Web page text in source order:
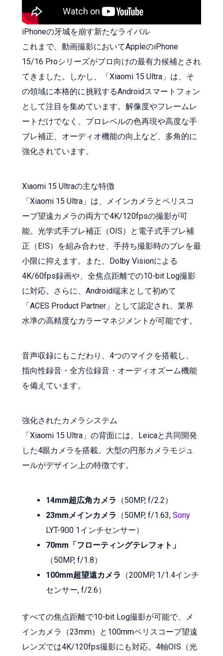
iPhoneの牙城を崩す新たなライバル
これまで、動画撮影においてAppleのiPhone
15/16 Proシリーズがプロ向けの最有力候補とされ
てきました。しかし、「Xiaomi 15 Ultra」は、そ
の領域に本格的に挑戦するAndroidスマートフォン
として注目を集めています。解像度やフレームレ
ートだけでなく、プロレベルの色再現や高度な手
ブレ補正、オーディオ機能の向上など、多角的に
強化されています。
Xiaomi 15 Ultraの主な特徴
「Xiaomi 15 Ultra」は、メインカメラとペリスコ
ープ望遠カメラの両方で4K/120fpsの撮影が可
能。光学式手ブレ補正（OIS）と電子式手ブレ補
正（EIS）を組み合わせ、手持ち撮影時のブレを最
小限に抑えます。また、Dolby Visionによる
4K/60fps録画や、全焦点距離での10-bit Log撮影
に対応。さらに、Android端末として初めて
「ACES Product Partner」として認定され、業界
水準の高精度なカラーマネジメントが可能です。
音声収録にもこだわり、4つのマイクを搭載し、
指向性録音・全方位録音・オーディオズーム機能
を備えています。
強化されたカメラシステム
「Xiaomi 15 Ultra」の背面には、Leicaと共同開発
した4眼カメラを搭載。大型の円形カメラモジュ
ールがデザイン上の特徴です。
14mm超広角カメラ
（50MP, f/2.2）
23mmメインカメラ
（50MP, f/1.63, Sony
LYT-900 1インチセンサー）
70mm「フローティングテレフォト」
（50MP, f/1.8）
100mm超望遠カメラ
（200MP, 1/1.4インチ
センサー, f/2.6）
すべての焦点距離で10-bit Log撮影が可能で、メ
インカメラ（23mm）と100mmペリスコープ望遠
レンズでは4K/120fps撮影にも対応。4軸OIS（光